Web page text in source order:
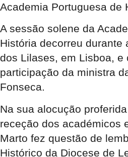
Academia Portuguesa de
A sessão solene da
História decorreu durante
dos Lilases, em Lisboa, e
participação da ministra
Fonseca.
Na sua alocução
receção dos académicos
Marto fez questão de
Histórico da Diocese de